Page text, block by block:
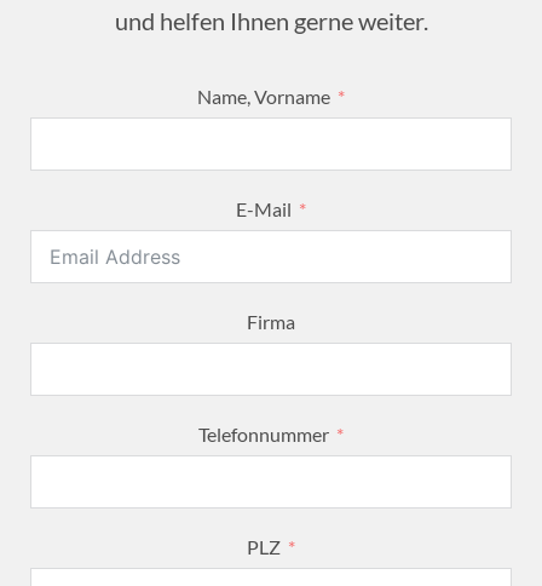
und helfen Ihnen gerne weiter.
Name, Vorname
E-Mail
Firma
Telefonnummer
PLZ